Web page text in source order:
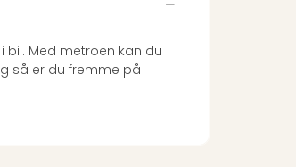
bil. Med metroen kan du
så er du fremme på